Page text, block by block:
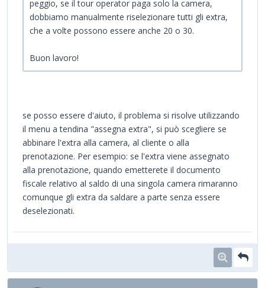
peggio, se il tour operator paga solo la camera,
dobbiamo manualmente riselezionare tutti gli extra,
che a volte possono essere anche 20 o 30.
Buon lavoro!
se posso essere d'aiuto, il problema si risolve utilizzando
il menu a tendina "assegna extra", si può scegliere se
abbinare l'extra alla camera, al cliente o alla
prenotazione. Per esempio: se l'extra viene assegnato
alla prenotazione, quando emetterete il documento
fiscale relativo al saldo di una singola camera rimaranno
comunque gli extra da saldare a parte senza essere
deselezionati.